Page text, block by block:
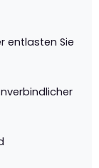
entlasten Sie